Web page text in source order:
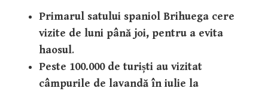
Primarul satului spaniol Brihuega cere
vizite de luni până joi, pentru a evita
haosul.
Peste 100.000 de turiști au vizitat
câmpurile de lavandă în iulie la